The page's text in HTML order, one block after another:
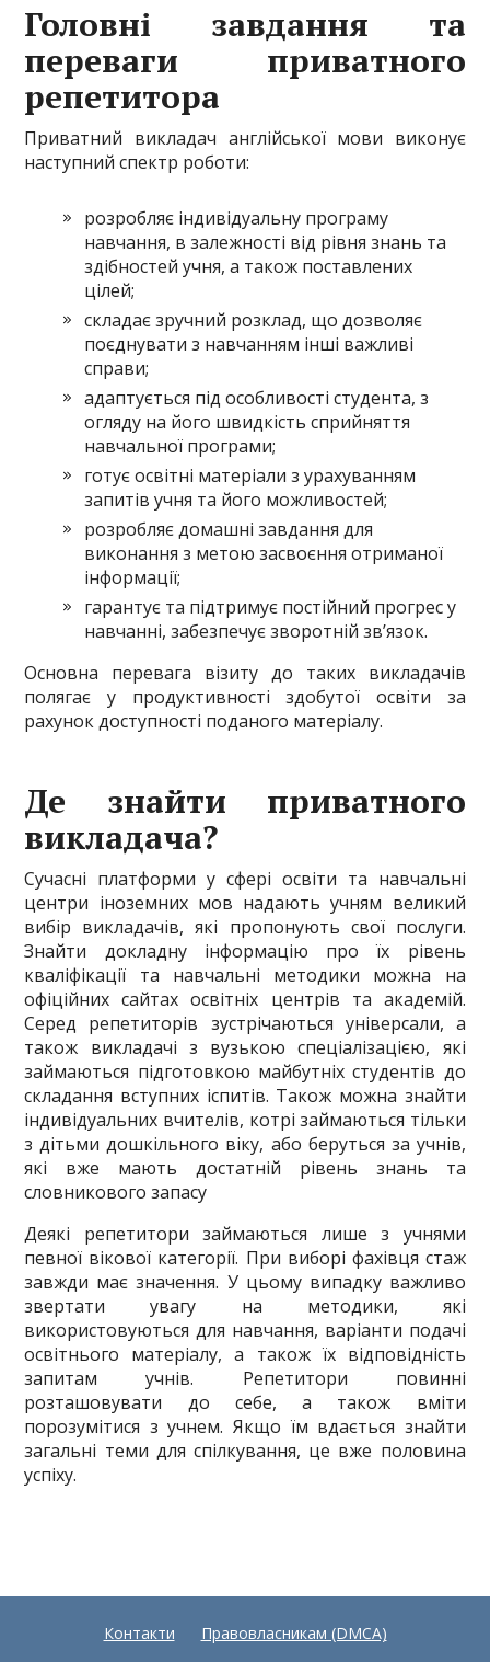
Головні завдання та
переваги приватного
репетитора
Приватний викладач англійської мови виконує
наступний спектр роботи:
розробляє індивідуальну програму
навчання, в залежності від рівня знань та
здібностей учня, а також поставлених
цілей;
складає зручний розклад, що дозволяє
поєднувати з навчанням інші важливі
справи;
адаптується під особливості студента, з
огляду на його швидкість сприйняття
навчальної програми;
готує освітні матеріали з урахуванням
запитів учня та його можливостей;
розробляє домашні завдання для
виконання з метою засвоєння отриманої
інформації;
гарантує та підтримує постійний прогрес у
навчанні, забезпечує зворотній зв’язок.
Основна перевага візиту до таких викладачів
полягає у продуктивності здобутої освіти за
рахунок доступності поданого матеріалу.
Де знайти приватного
викладача?
Сучасні платформи у сфері освіти та навчальні
центри іноземних мов надають учням великий
вибір викладачів, які пропонують свої послуги.
Знайти докладну інформацію про їх рівень
кваліфікації та навчальні методики можна на
офіційних сайтах освітніх центрів та академій.
Серед репетиторів зустрічаються універсали, а
також викладачі з вузькою спеціалізацією, які
займаються підготовкою майбутніх студентів до
складання вступних іспитів. Також можна знайти
індивідуальних вчителів, котрі займаються тільки
з дітьми дошкільного віку, або беруться за учнів,
які вже мають достатній рівень знань та
словникового запасу
Деякі репетитори займаються лише з учнями
певної вікової категорії. При виборі фахівця стаж
завжди має значення. У цьому випадку важливо
звертати увагу на методики, які
використовуються для навчання, варіанти подачі
освітнього матеріалу, а також їх відповідність
запитам учнів. Репетитори повинні
розташовувати до себе, а також вміти
порозумітися з учнем. Якщо їм вдається знайти
загальні теми для спілкування, це вже половина
успіху.
Контакти Правовласникам (DMCA)